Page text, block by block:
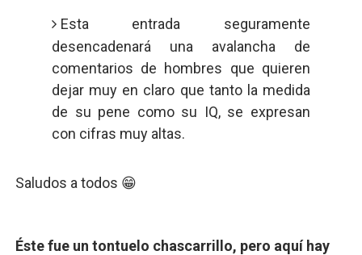
Esta entrada seguramente
desencadenará una avalancha de
comentarios de hombres que quieren
dejar muy en claro que tanto la medida
de su pene como su IQ, se expresan
con cifras muy altas.
Saludos a todos 😁
Éste fue un tontuelo chascarrillo, pero aquí hay